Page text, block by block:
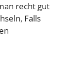
recht gut
Falls